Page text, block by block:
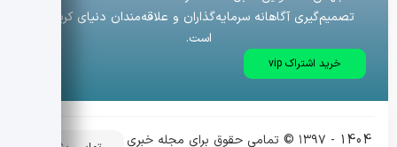
تصمیم‌گیری آگاهانه سرمایه‌گذاران و علاقه‌مندان دنیای کریپتو
است.
خرید اشتراک vip
1404 - ۱۳۹۷ © تمامی حقوق برای مجله خبری